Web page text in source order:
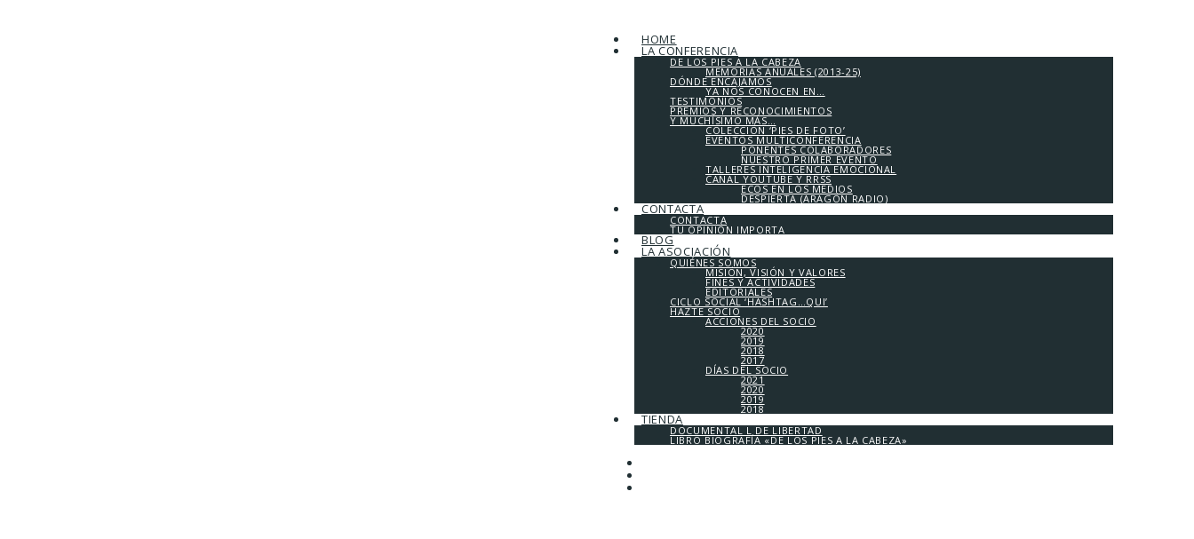
HOME
LA CONFERENCIA
DE LOS PIES A LA CABEZA
MEMORIAS ANUALES (2013-25)
DÓNDE ENCAJAMOS
YA NOS CONOCEN EN…
TESTIMONIOS
PREMIOS Y RECONOCIMIENTOS
Y MUCHÍSIMO MÁS…
COLECCIÓN ‘PIES DE FOTO’
EVENTOS MULTICONFERENCIA
PONENTES COLABORADORES
NUESTRO PRIMER EVENTO
TALLERES INTELIGENCIA EMOCIONAL
CANAL YOUTUBE Y RRSS
ECOS EN LOS MEDIOS
DESPIERTA (ARAGÓN RADIO)
CONTACTA
CONTACTA
TU OPINIÓN IMPORTA
BLOG
LA ASOCIACIÓN
QUIÉNES SOMOS
MISIÓN, VISIÓN Y VALORES
FINES Y ACTIVIDADES
EDITORIALES
CICLO SOCIAL ‘HASHTAG…QUI’
HAZTE SOCIO
ACCIONES DEL SOCIO
2020
2019
2018
2017
DÍAS DEL SOCIO
2021
2020
2019
2018
TIENDA
DOCUMENTAL L DE LIBERTAD
LIBRO BIOGRAFÍA «DE LOS PIES A LA CABEZA»